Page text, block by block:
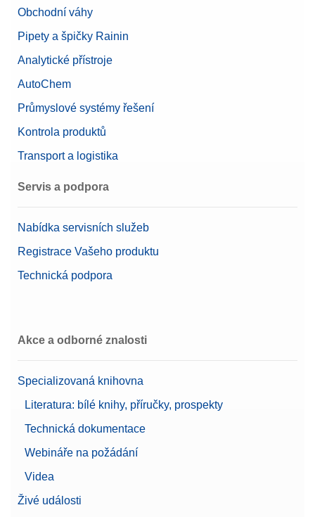
Obchodní váhy
Pipety a špičky Rainin
Analytické přístroje
AutoChem
Průmyslové systémy řešení
Kontrola produktů
Transport a logistika
Servis a podpora
Nabídka servisních služeb
Registrace Vašeho produktu
Technická podpora
Akce a odborné znalosti
Specializovaná knihovna
Literatura: bílé knihy, příručky, prospekty
Technická dokumentace
Webináře na požádání
Videa
Živé události